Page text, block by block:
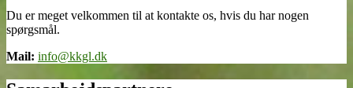
Du er meget velkommen til at kontakte os, hvis du har nogen
spørgsmål.
Mail: info@kkgl.dk